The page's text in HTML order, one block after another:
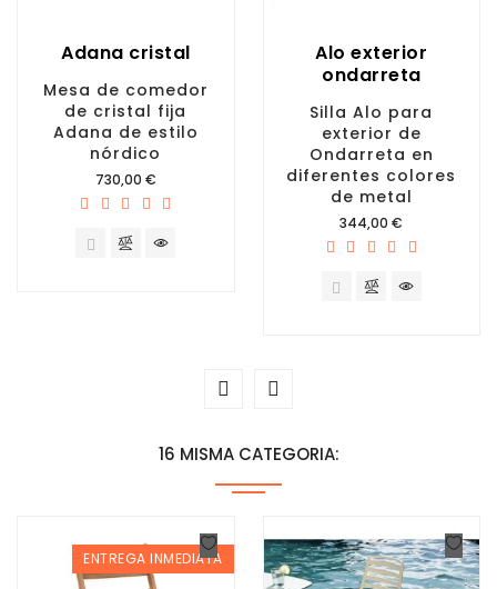
Adana cristal
Mesa de comedor
de cristal fija
Adana de estilo
nórdico
Precio
730,00 €
Alo exterior
ondarreta
Silla Alo para
exterior de
Ondarreta en
diferentes colores
de metal
Precio
344,00 €
16 MISMA CATEGORIA:
ENTREGA INMEDIATA